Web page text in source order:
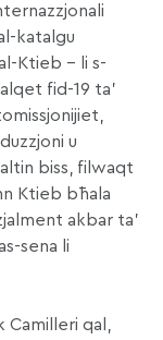
katalgu
Ktieb – li s-
fid-19 ta’
u
biss, filwaqt
Ktieb bħala
akbar ta’
sena li
qal,